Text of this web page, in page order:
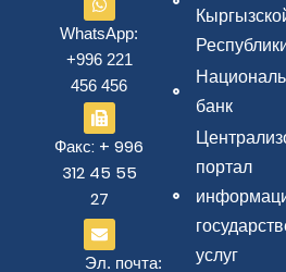
WhatsApp:
+996 221
456 456
Факс: + 996
312 45 55
27
Эл. почта:
банк
портал
услуг